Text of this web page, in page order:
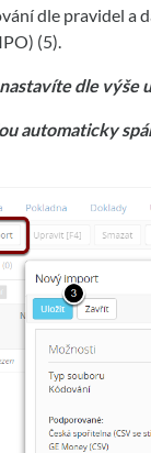
dle pravidel
(5).
dle výše
automaticky